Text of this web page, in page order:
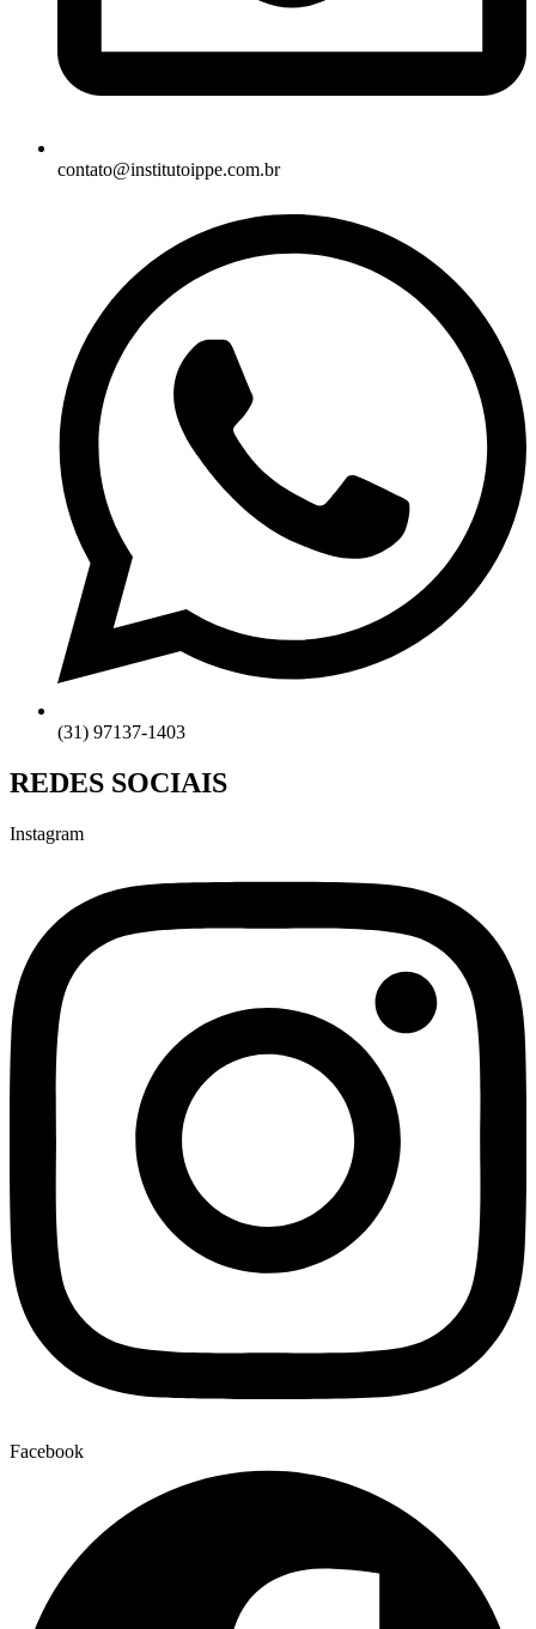
contato@institutoippe.com.br
(31) 97137-1403
REDES SOCIAIS
Instagram
Facebook